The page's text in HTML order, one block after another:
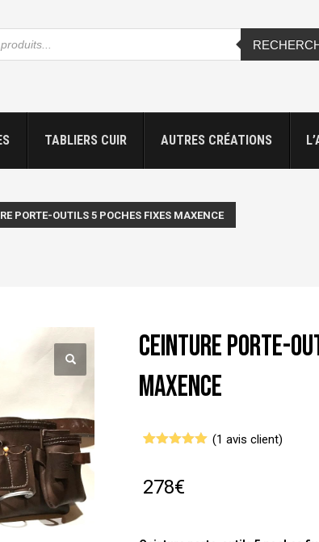
TABLIERS CUIR AUTRES CRÉATIONS
PORTE-OUTILS 5 POCHES FIXES MAXENCE
Ceinture porte-
MAXENCE
basé sur
notation
(1 avis client)
278€